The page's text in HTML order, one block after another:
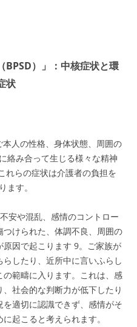
BPSD）」：中核症状と環
状
人の性格、身体状態、周囲の
絡み合って生じる様々な精神
れらの症状は介護者の負担を
ます。
不安や混乱、感情のコントロー
けられた、体調不良、周囲の
原因で起こります 9。ご家族が
したり、近所中に言いふらし
範疇に入ります。これは、感
社会的な判断力が低下したり
適切に認識できず、感情がそ
起こると考えられます。